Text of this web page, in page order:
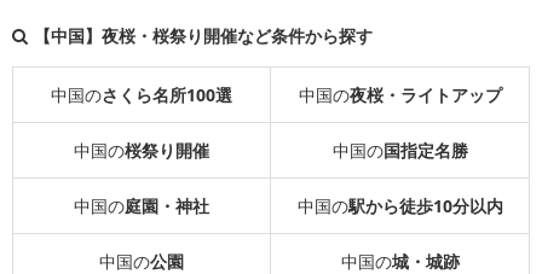
【中国】夜桜・桜祭り開催など条件から探す
中国のさくら名所100選 中国の夜桜・ライトアップ
中国の桜祭り開催 中国の国指定名勝
中国の庭園・神社 中国の駅から徒歩10分以内
中国の公園 中国の城・城跡